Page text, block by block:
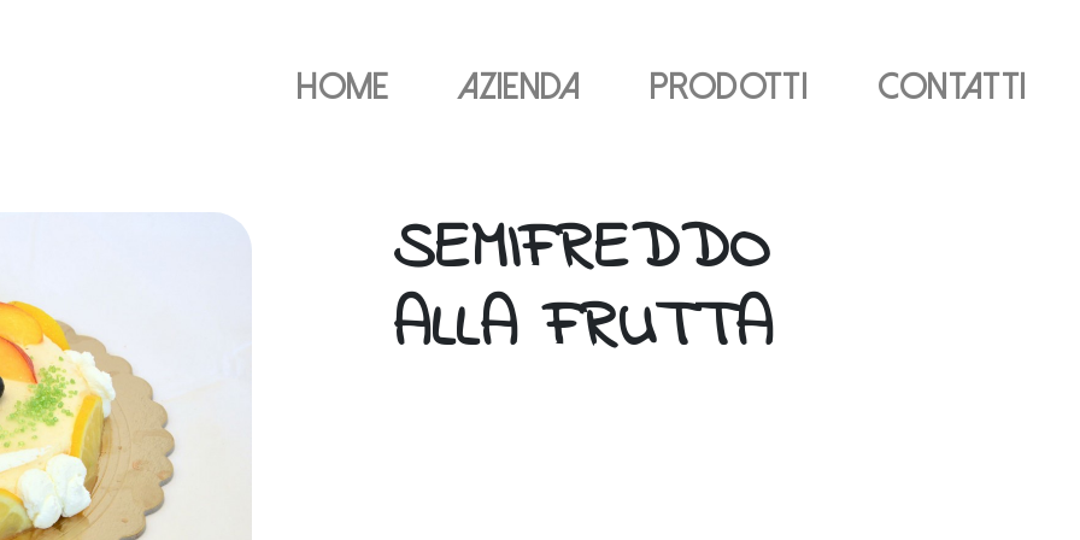
Home Azienda Prodotti Contatti
SEMIFREDDO
ALLA FRUTTA